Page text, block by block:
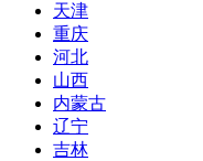
天津
重庆
河北
山西
内蒙古
辽宁
吉林